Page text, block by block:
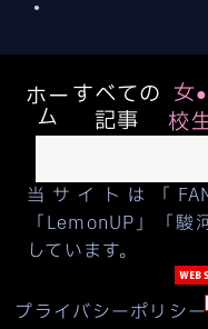
◀︎
もどる ボトム
●
ホー
ム
すべての
記事
女●
校
当サイトは「
「LemonUP」「
しています。
プライバシーポリシー